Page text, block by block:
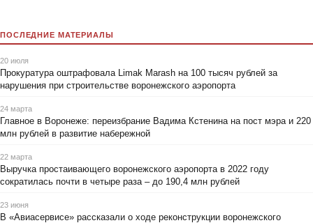
ПОСЛЕДНИЕ МАТЕРИАЛЫ
20 июля
Прокуратура оштрафовала Limak Marash на 100 тысяч рублей за
нарушения при строительстве воронежского аэропорта
24 марта
Главное в Воронеже: переизбрание Вадима Кстенина на пост мэра и 220
млн рублей в развитие набережной
22 марта
Выручка простаивающего воронежского аэропорта в 2022 году
сократилась почти в четыре раза – до 190,4 млн рублей
23 июня
В «Авиасервисе» рассказали о ходе реконструкции воронежского